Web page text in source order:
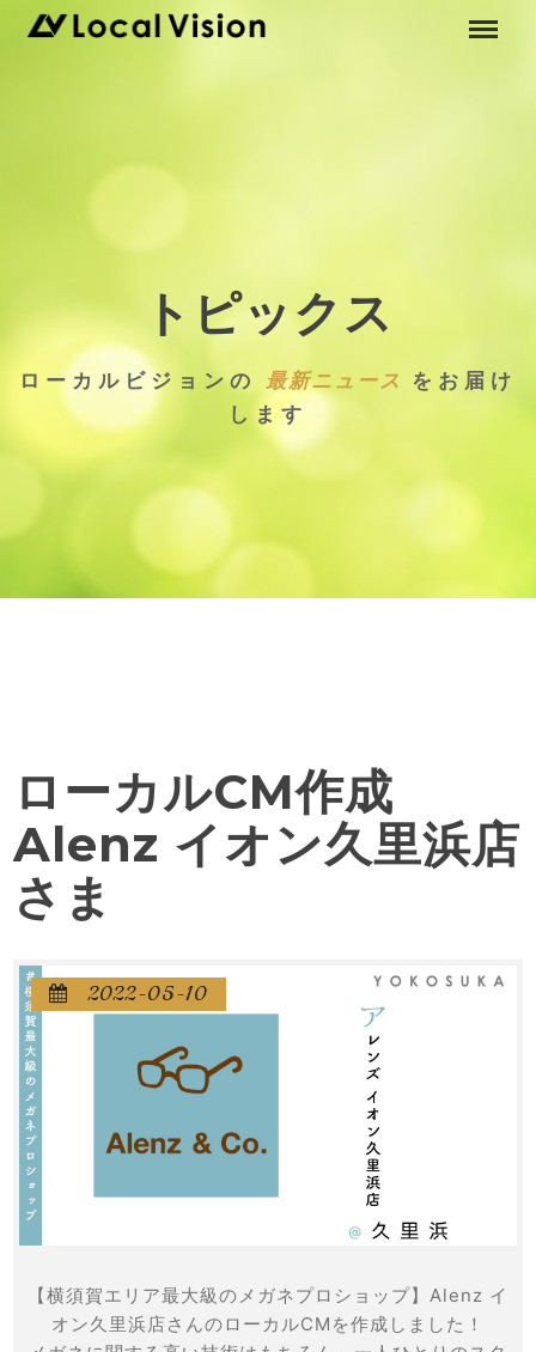
トピックス
ローカルビジョンの 最新ニュース
をお届け
します
ローカルCM作成
Alenz イオン久里浜店
さま
 2022-05-10
【横須賀エリア最大級のメガネプロショップ】Alenz イ
オン久里浜店さんのローカルCMを作成しました！